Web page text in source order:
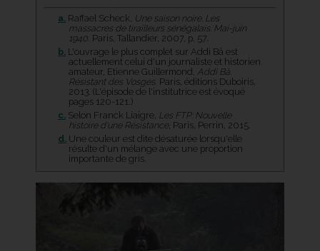
a. Raffael Scheck, Une saison noire. Les
massacres de tirailleurs sénégalais. Mai-juin
1940 . Paris, Tallandier, 2007, p. 57.
b. L'ouvrage le plus complet sur Addi Bâ est
actuellement celui d'un journaliste et historien
amateur, Etienne Guillermond, Addi Bâ.
Résistant des Vosges . Paris, éditions Duboiris,
2013. (L'épisode de l'institutrice est évoqué
pages 120-121.)
c. Selon Franck Liaigre, Les FTP: Nouvelle
histoire d'une Résistance, Paris, Perrin, 2015.
d. Une couleur est dite désaturée lorsqu'elle
résulte d'un mélange avec une proportion
importante de gris.